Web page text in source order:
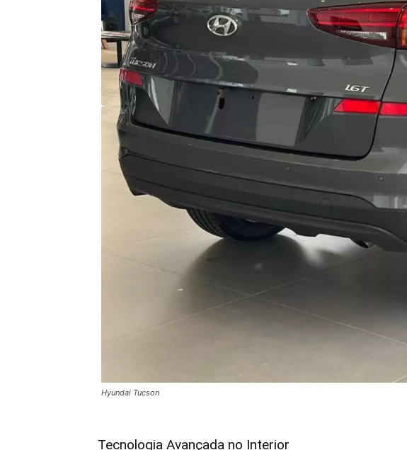
Hyundai Tucson
Tecnologia Avançada no Interior